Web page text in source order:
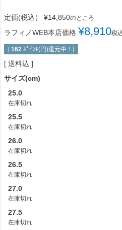
定価(税込） ¥14,850のところ
ラフィノWEB本店価格 ¥8,910税
[ 162 ﾎﾟｲﾝﾄ(円)還元中！]
送料込
サイズ(cm)
25.0
在庫切れ
25.5
在庫切れ
26.0
在庫切れ
26.5
在庫切れ
27.0
在庫切れ
27.5
在庫切れ